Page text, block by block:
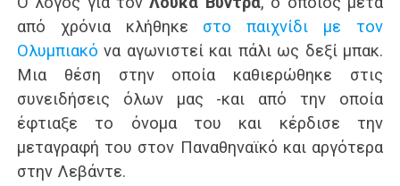
από χρόνια κλήθηκε στο παιχνίδι με τον
Ολυμπιακό να αγωνιστεί και πάλι ως δεξί μπακ.
Μια θέση στην οποία καθιερώθηκε στις
συνειδήσεις όλων μας -και από την οποία
έφτιαξε το όνομα του και κέρδισε την
μεταγραφή του στον Παναθηναϊκό και αργότερα
στην Λεβάντε.